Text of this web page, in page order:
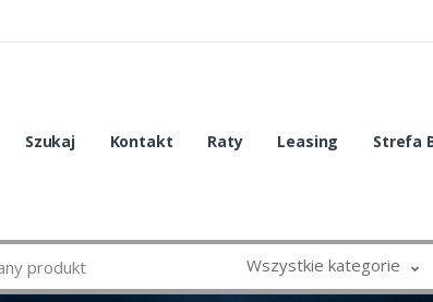
Szukaj Kontakt Raty Leasing Strefa
Wszystkie kategorie